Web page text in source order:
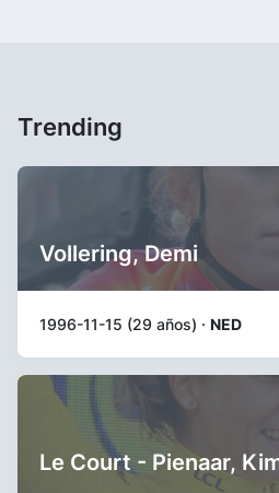
Trending
Vollering, Demi
1996-11-15 (29 años) · NED
Le Court - Pienaar,